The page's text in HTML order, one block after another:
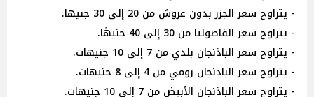
- يتراوح سعر الجزر بدون عروش من 20 إلى 30 جنيها.
- يتراوح سعر الفاصوليا من 30 إلى 40 جنيهًا.
- يتراوح سعر الباذنجان بلدي من 7 إلى 10 جنيهات.
- يتراوح سعر الباذنجان رومي من 4 إلى 8 جنيهات.
- يتراوح سعر الباذنجان الأبيض من 7 إلى 10 جنيهات.